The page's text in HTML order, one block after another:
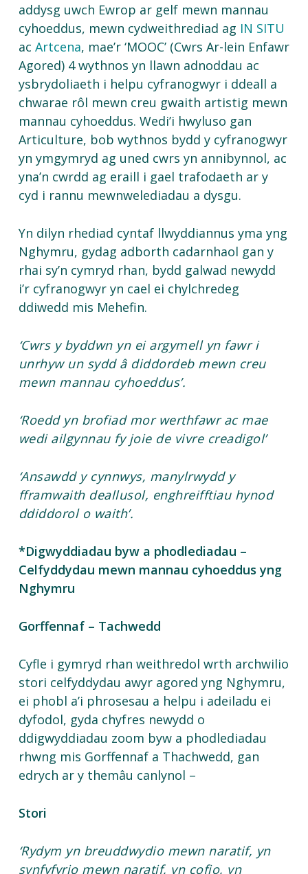
addysg uwch Ewrop ar gelf mewn mannau
cyhoeddus, mewn cydweithrediad ag IN SITU
ac Artcena, mae’r ‘MOOC’ (Cwrs Ar-lein Enfawr
Agored) 4 wythnos yn llawn adnoddau ac
ysbrydoliaeth i helpu cyfranogwyr i ddeall a
chwarae rôl mewn creu gwaith artistig mewn
mannau cyhoeddus. Wedi’i hwyluso gan
Articulture, bob wythnos bydd y cyfranogwyr
yn ymgymryd ag uned cwrs yn annibynnol, ac
yna’n cwrdd ag eraill i gael trafodaeth ar y
cyd i rannu mewnwelediadau a dysgu.
Yn dilyn rhediad cyntaf llwyddiannus yma yng
Nghymru, gydag adborth cadarnhaol gan y
rhai sy’n cymryd rhan, bydd galwad newydd
i’r cyfranogwyr yn cael ei chylchredeg
ddiwedd mis Mehefin.
‘Cwrs y byddwn yn ei argymell yn fawr i
unrhyw un sydd â diddordeb mewn creu
mewn mannau cyhoeddus’.
‘Roedd yn brofiad mor werthfawr ac mae
wedi ailgynnau fy joie de vivre creadigol’
‘Ansawdd y cynnwys, manylrwydd y
fframwaith deallusol, enghreifftiau hynod
ddiddorol o waith’.
*Digwyddiadau byw a phodlediadau –
Celfyddydau mewn mannau cyhoeddus yng
Nghymru
Gorffennaf – Tachwedd
Cyfle i gymryd rhan weithredol wrth archwilio
stori celfyddydau awyr agored yng Nghymru,
ei phobl a’i phrosesau a helpu i adeiladu ei
dyfodol, gyda chyfres newydd o
ddigwyddiadau zoom byw a phodlediadau
rhwng mis Gorffennaf a Thachwedd, gan
edrych ar y themâu canlynol –
Stori
‘Rydym yn breuddwydio mewn naratif, yn
synfyfyrio mewn naratif, yn cofio, yn